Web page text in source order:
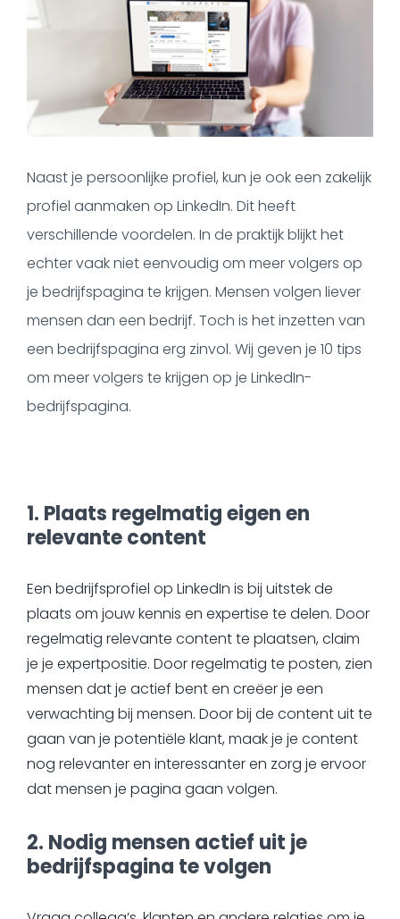
Naast je persoonlijke profiel, kun je ook een zakelijk
profiel aanmaken op LinkedIn. Dit heeft
verschillende voordelen. In de praktijk blijkt het
echter vaak niet eenvoudig om meer volgers op
je bedrijfspagina te krijgen. Mensen volgen liever
mensen dan een bedrijf. Toch is het inzetten van
een bedrijfspagina erg zinvol. Wij geven je 10 tips
om meer volgers te krijgen op je LinkedIn-
bedrijfspagina.
1. Plaats regelmatig eigen en
relevante content
Een bedrijfsprofiel op LinkedIn is bij uitstek de
plaats om jouw kennis en expertise te delen. Door
regelmatig relevante content te plaatsen, claim
je je expertpositie. Door regelmatig te posten, zien
mensen dat je actief bent en creëer je een
verwachting bij mensen. Door bij de content uit te
gaan van je potentiële klant, maak je je content
nog relevanter en interessanter en zorg je ervoor
dat mensen je pagina gaan volgen.
2. Nodig mensen actief uit je
bedrijfspagina te volgen